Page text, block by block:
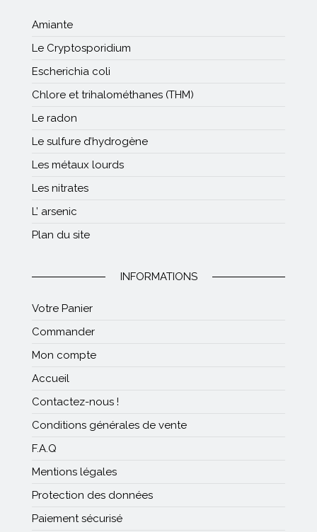
Amiante
Le Cryptosporidium
Escherichia coli
Chlore et trihalométhanes (THM)
Le radon
Le sulfure d’hydrogène
Les métaux lourds
Les nitrates
L’ arsenic
Plan du site
INFORMATIONS
Votre Panier
Commander
Mon compte
Accueil
Contactez-nous !
Conditions générales de vente
F.A.Q
Mentions légales
Protection des données
Paiement sécurisé